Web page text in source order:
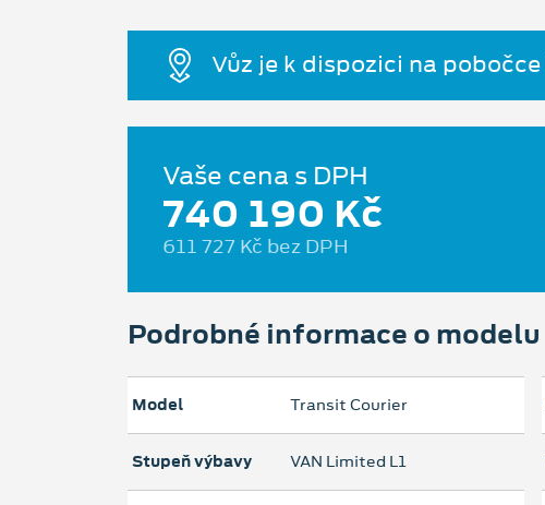
Vůz je k dispozici na pobočce
Vaše cena s DPH
740 190 Kč
611 727 Kč bez DPH
Podrobné informace o modelu
Model Transit Courier
Stupeň výbavy VAN Limited L1